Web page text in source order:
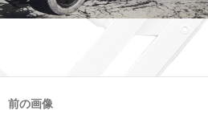
前の画像